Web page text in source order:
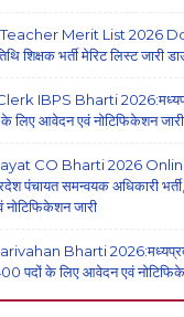
Merit List 2026
शिक्षक भर्ती मेरिट लिस्ट जारी
IBPS Bharti
के लिए आवेदन एवं नोटिफिकेशन जारी
CO Bharti 2026
पंचायत समन्वयक अधिकारी
जारी
Bharti
पदों के लिए आवेदन एवं